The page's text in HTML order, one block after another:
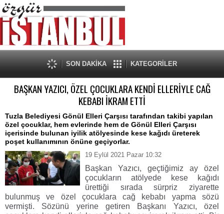
SON DAKİKA KATEGORİLER
BAŞKAN YAZICI, ÖZEL ÇOCUKLARA KENDİ ELLERİYLE CAĞ
KEBABI İKRAM ETTİ
Tuzla Belediyesi Gönül Elleri Çarşısı tarafından takibi yapılan
özel çocuklar, hem evlerinde hem de Gönül Elleri Çarşısı
içerisinde bulunan iyilik atölyesinde kese kağıdı üreterek
poşet kullanımının önüne geçiyorlar.
19 Eylül 2021 Pazar 10:32
Başkan Yazıcı, geçtiğimiz ay özel
çocukların atölyede kese kağıdı
ürettiği sırada sürpriz ziyarette
bulunmuş ve özel çocuklara cağ kebabı yapma sözü
vermişti. Sözünü yerine getiren Başkanı Yazıcı, özel